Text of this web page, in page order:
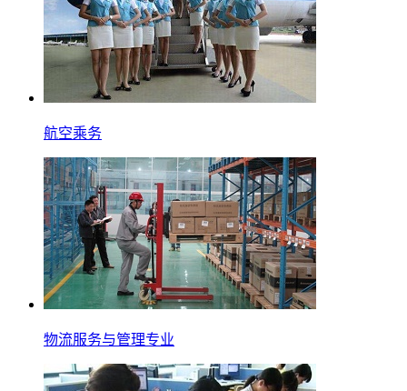
航空乘务
物流服务与管理专业